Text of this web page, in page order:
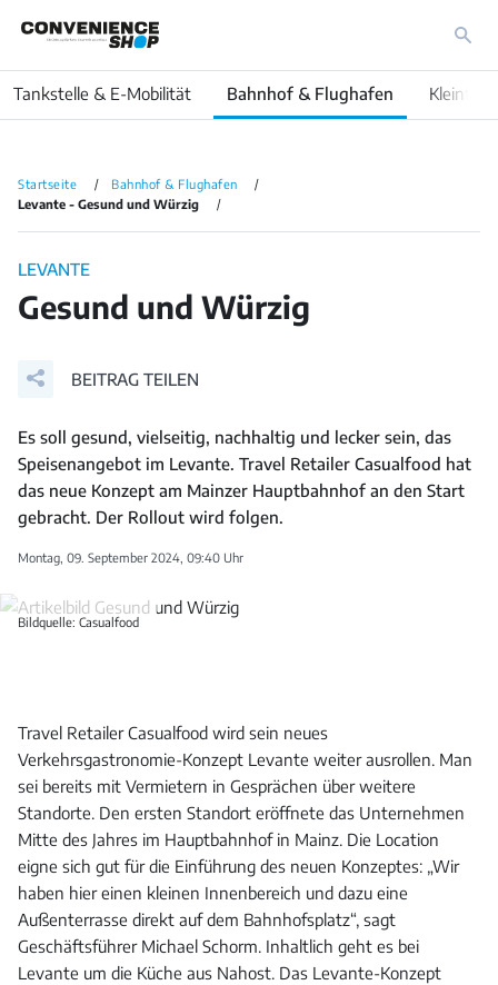
Tankstelle & E-Mobilität Bahnhof & Flughafen
Startseite
Bahnhof & Flughafen
Levante - Gesund und Würzig
LEVANTE
Gesund und Würzig
BEITRAG TEILEN
Es soll gesund, vielseitig, nachhaltig und lecker sein, das
Speisenangebot im Levante. Travel Retailer Casualfood hat
das neue Konzept am Mainzer Hauptbahnhof an den Start
gebracht. Der Rollout wird folgen.
Montag, 09. September 2024, 09:40 Uhr
Bildquelle: Casualfood
Travel Retailer Casualfood wird sein neues
Verkehrsgastronomie-Konzept Levante weiter ausrollen. Man
sei bereits mit Vermietern in Gesprächen über weitere
Standorte. Den ersten Standort eröffnete das Unternehmen
Mitte des Jahres im Hauptbahnhof in Mainz. Die Location
eigne sich gut für die Einführung des neuen Konzeptes: „Wir
haben hier einen kleinen Innenbereich und dazu eine
Außenterrasse direkt auf dem Bahnhofsplatz“, sagt
Geschäftsführer Michael Schorm. Inhaltlich geht es bei
Levante um die Küche aus Nahost. Das Levante-Konzept